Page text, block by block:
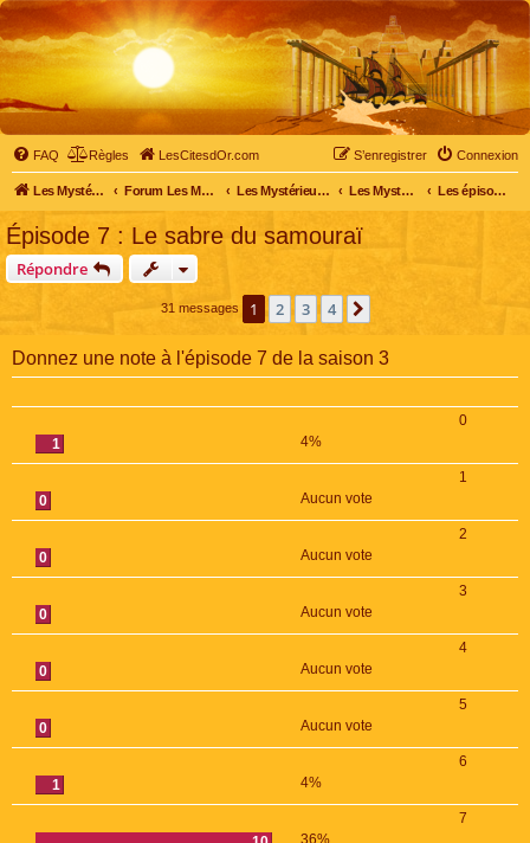
FAQ Règles LesCitesdOr.com Connexion
S’enregistrer
Les Mystérieuses Cités d'Or - LesCitesdOr.com Forum Les Mystérieuses Cités d'Or Les Mystérieuses Cités d'Or Les Mystérieuses Cités d'Or : saison 3 (2016) Les épisodes de la saison 3
Épisode 7 : Le sabre du samouraï
Répondre
31 messages 1 2 3 4
Donnez une note à l'épisode 7 de la saison 3
0
1
4%
1
0
Aucun vote
2
0
Aucun vote
3
0
Aucun vote
4
0
Aucun vote
5
0
Aucun vote
6
1
4%
7
36%